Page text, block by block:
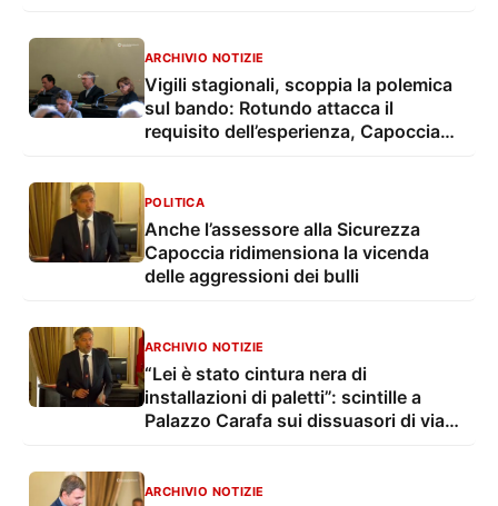
ARCHIVIO NOTIZIE
Vigili stagionali, scoppia la polemica
sul bando: Rotundo attacca il
requisito dell’esperienza, Capoccia
POLITICA
Anche l’assessore alla Sicurezza
Capoccia ridimensiona la vicenda
delle aggressioni dei bulli
ARCHIVIO NOTIZIE
“Lei è stato cintura nera di
installazioni di paletti”: scintille a
Palazzo Carafa sui dissuasori di via
ARCHIVIO NOTIZIE